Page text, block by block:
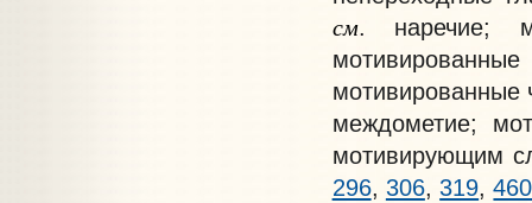
см. наречие;
мотивированные
междометие;
мотивирующим
296, 306,319,460